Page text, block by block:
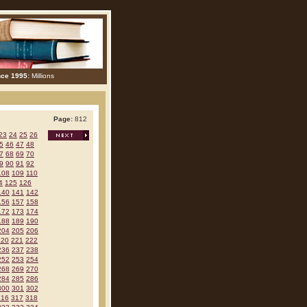
1995: Millions
Page: 812
24 25 26
46 47 48
68 69 70
90 91 92
109 110
125 126
141 142
157 158
173 174
189 190
205 206
221 222
237 238
253 254
269 270
285 286
301 302
317 318